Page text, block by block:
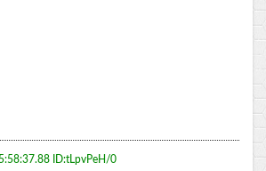
ID:tLpvPeH/0